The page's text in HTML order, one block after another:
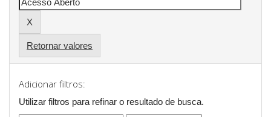
Retornar valores
Adicionar filtros:
Utilizar filtros para refinar o resultado de busca.